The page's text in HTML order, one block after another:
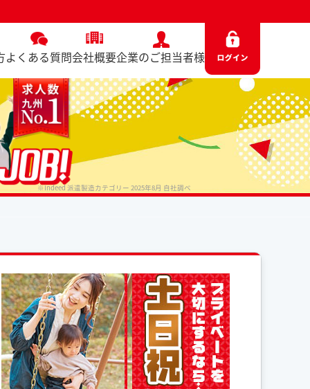
よくある質問会社概要企業のご担当者様
※Indeed 派遣製造カテゴリー 2025年8月 自社調べ
No. 8310 / 2025.10.27